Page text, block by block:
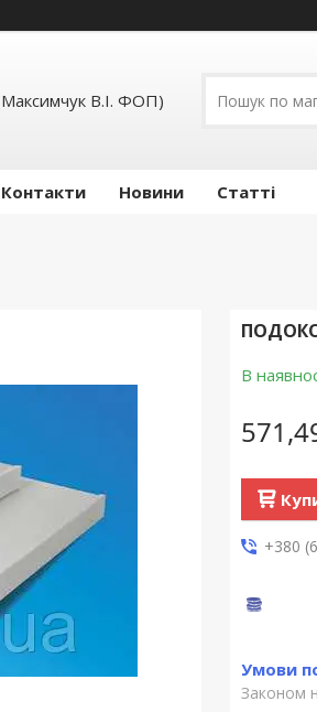
В.І. ФОП)
Контакти Новини Статті
В
+380
Законом